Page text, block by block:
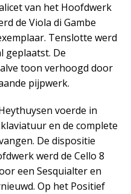
van het Hoofdwerk
de Viola di Gambe
Tenslotte werd
geplaatst. De
toon verhoogd door
pijpwerk.
voerde in
en de complete
De dispositie
werd de Cello 8
een Sesquialter en
Op het Positief